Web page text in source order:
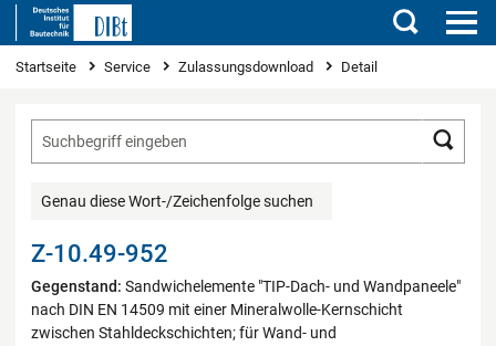
Suchen
Sie sind hier
Startseite Service Zulassungsdownload Detail
Genau diese Wort-/Zeichenfolge suchen
Z-10.49-952
Gegenstand: Sandwichelemente "TIP-Dach- und Wandpaneele"
nach DIN EN 14509 mit einer Mineralwolle-Kernschicht
zwischen Stahldeckschichten; für Wand- und